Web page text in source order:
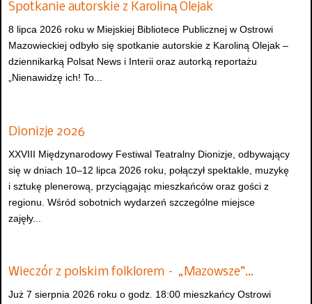
Spotkanie autorskie z Karoliną Olejak
8 lipca 2026 roku w Miejskiej Bibliotece Publicznej w Ostrowi
Mazowieckiej odbyło się spotkanie autorskie z Karoliną Olejak –
dziennikarką Polsat News i Interii oraz autorką reportażu
„Nienawidzę ich! To...
Dionizje 2026
XXVIII Międzynarodowy Festiwal Teatralny Dionizje, odbywający
się w dniach 10–12 lipca 2026 roku, połączył spektakle, muzykę
i sztukę plenerową, przyciągając mieszkańców oraz gości z
regionu. Wśród sobotnich wydarzeń szczególne miejsce
zajęły...
Wieczór z polskim folklorem – „Mazowsze”…
Już 7 sierpnia 2026 roku o godz. 18:00 mieszkańcy Ostrowi